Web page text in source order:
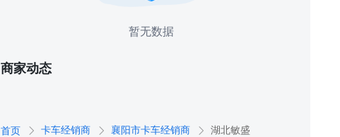
暂无数据
商家动态
首页 卡车经销商 襄阳市卡车经销商 湖北敏盛